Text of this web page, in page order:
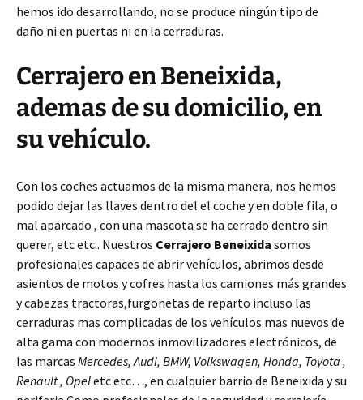
hemos ido desarrollando, no se produce ningún tipo de
daño ni en puertas ni en la cerraduras.
Cerrajero en Beneixida,
ademas de su domicilio, en
su vehículo.
Con los coches actuamos de la misma manera, nos hemos
podido dejar las llaves dentro del el coche y en doble fila, o
mal aparcado , con una mascota se ha cerrado dentro sin
querer, etc etc.. Nuestros Cerrajero Beneixida somos
profesionales capaces de abrir vehículos, abrimos desde
asientos de motos y cofres hasta los camiones más grandes
y cabezas tractoras,furgonetas de reparto incluso las
cerraduras mas complicadas de los vehículos mas nuevos de
alta gama con modernos inmovilizadores electrónicos, de
las marcas Mercedes, Audi, BMW, Volkswagen, Honda, Toyota ,
Renault , Opeletc etc…, en cualquier barrio de Beneixida y su